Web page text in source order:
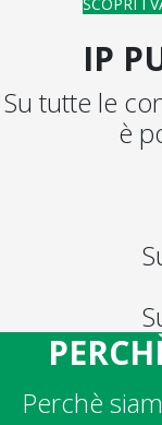
SCOPRI I
IP
Su tutte le
è
Perchè